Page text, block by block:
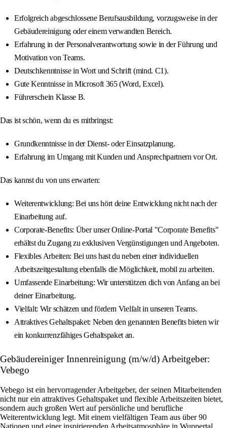
Erfolgreich abgeschlossene Berufsausbildung, vorzugsweise in der
Gebäudereinigung oder einem verwandten Bereich.
Erfahrung in der Personalverantwortung sowie in der Führung und
Motivation von Teams.
Deutschkenntnisse in Wort und Schrift (mind. C1).
Gute Kenntnisse in Microsoft 365 (Word, Excel).
Führerschein Klasse B.
Das ist schön, wenn du es mitbringst:
Grundkenntnisse in der Dienst- oder Einsatzplanung.
Erfahrung im Umgang mit Kunden und Ansprechpartnern vor Ort.
Das kannst du von uns erwarten:
Weiterentwicklung: Bei uns hört deine Entwicklung nicht nach der
Einarbeitung auf.
Corporate-Benefits: Über unser Online-Portal "Corporate Benefits"
erhältst du Zugang zu exklusiven Vergünstigungen und Angeboten.
Flexibles Arbeiten: Bei uns hast du neben einer individuellen
Arbeitszeitgestaltung ebenfalls die Möglichkeit, mobil zu arbeiten.
Umfassende Einarbeitung: Wir unterstützen dich von Anfang an bei
deiner Einarbeitung.
Vielfalt: Wir schätzen und fördern Vielfalt in unseren Teams.
Attraktives Gehaltspaket: Neben den genannten Benefits bieten wir
ein konkurrenzfähiges Gehaltspaket an.
Gebäudereiniger Innenreinigung (m/w/d) Arbeitgeber:
Vebego
Vebego ist ein hervorragender Arbeitgeber, der seinen Mitarbeitenden
nicht nur ein attraktives Gehaltspaket und flexible Arbeitszeiten bietet,
sondern auch großen Wert auf persönliche und berufliche
Weiterentwicklung legt. Mit einem vielfältigen Team aus über 90
Nationen und einer inspirierenden Arbeitsatmosphäre in Wuppertal,